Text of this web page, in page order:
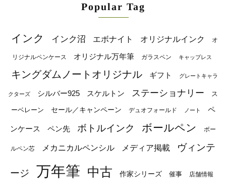
Popular Tag
インク インク沼 エボナイト オリジナルインク オ
リジナルペンケース オリジナル万年筆 ガラスペン キャップレス
キングダムノートオリジナル ギフト グレートキャラ
クターズ シルバー925 スケルトン ステーショナリー ス
ーベレーン セール／キャンペーン デュオフォールド ノート ペ
ンケース ペン先 ボトルインク ボールペン ボー
ルペン芯 メカニカルペンシル メディア掲載 ヴィンテ
ージ 万年筆 中古 作家シリーズ 催事 店舗情報